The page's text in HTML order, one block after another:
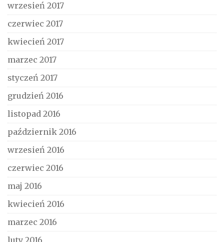
wrzesień 2017
czerwiec 2017
kwiecień 2017
marzec 2017
styczeń 2017
grudzień 2016
listopad 2016
październik 2016
wrzesień 2016
czerwiec 2016
maj 2016
kwiecień 2016
marzec 2016